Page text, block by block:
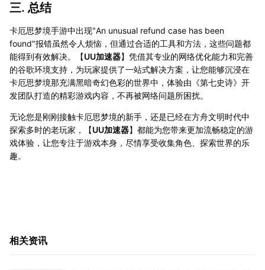
三. 总结
卡厄思梦境手游中出现"An unusual refund case has been
found"报错虽然令人烦恼，但通过合适的工具和方法，这些问题都
能得到有效解决。【UU加速器】凭借其专业的网络优化能力和完善
的谷歌环境支持，为玩家提供了一站式解决方案，让您能够沉浸在
卡厄思梦境那充满黑暗奇幻色彩的世界中，体验由《第七史诗》开
发团队打造的精彩游戏内容，不再被网络问题所困扰。
无论您是刚刚接触卡厄思梦境的新手，还是已经在方舟文明时代中
探索多时的老玩家，【UU加速器】都能为您带来更加流畅稳定的游
戏体验，让您专注于游戏本身，尽情享受收集角色、探索世界的乐
趣。
相关资讯